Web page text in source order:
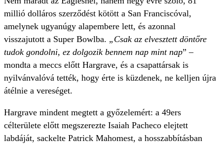
millió dolláros szerződést kötött a San Franciscóval,
amelynek ugyanúgy alapembere lett, és azonnal
visszajutott a Super Bowlba. „Csak az elvesztett döntőre
tudok gondolni, ez dolgozik bennem nap mint nap” –
mondta a meccs előtt Hargrave, és a csapattársak is
nyilvánvalóvá tették, hogy érte is küzdenek, ne kelljen újra
átélnie a vereséget.
Hargrave mindent megtett a győzelemért: a 49ers
célterülete előtt megszerezte Isaiah Pacheco elejtett
labdáját, sackelte Patrick Mahomest, a hosszabbításban